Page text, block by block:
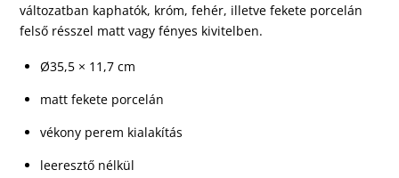
változatban kaphatók, króm, fehér, illetve fekete porcelán
felső résszel matt vagy fényes kivitelben.
Ø35,5 × 11,7 cm
matt fekete porcelán
vékony perem kialakítás
leeresztő nélkül